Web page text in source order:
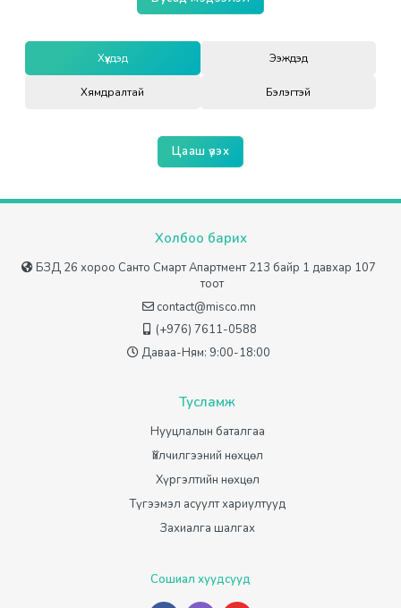
хүүхдэд ээжүүдэд
хямдралтай бэлэгтэй
Цааш үзэх
Холбоо барих
БЗД 26 хороо Санто Смарт Апартмент 213 байр 1 давхар 107
тоот
contact@misco.mn
(+976) 7611-0588
Даваа-Ням: 9:00-18:00
Тусламж
Нууцлалын баталгаа
Үйлчилгээний нөхцөл
Хүргэлтийн нөхцөл
Түгээмэл асуулт хариултууд
Захиалга шалгах
Сошиал хуудсууд